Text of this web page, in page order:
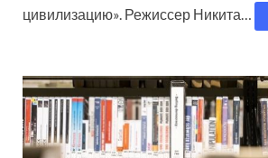
цивилизацию». Режиссер Никита…